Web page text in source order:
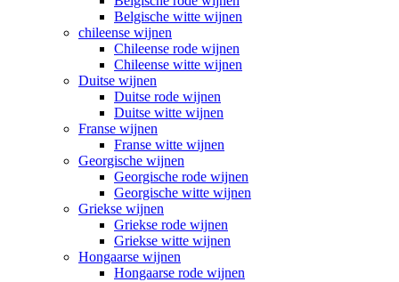
Belgische witte wijnen
chileense wijnen
Chileense rode wijnen
Chileense witte wijnen
Duitse wijnen
Duitse rode wijnen
Duitse witte wijnen
Franse wijnen
Franse witte wijnen
Georgische wijnen
Georgische rode wijnen
Georgische witte wijnen
Griekse wijnen
Griekse rode wijnen
Griekse witte wijnen
Hongaarse wijnen
Hongaarse rode wijnen